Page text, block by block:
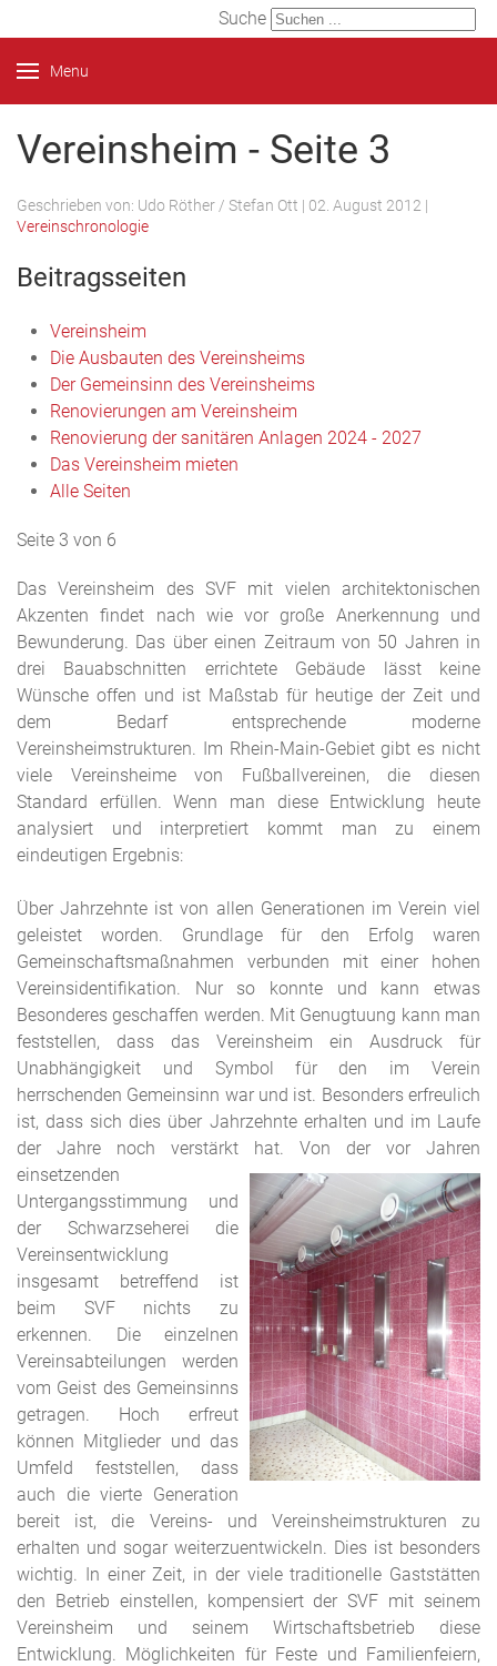
Suche
Menu
Vereinsheim - Seite 3
Geschrieben von: Udo Röther / Stefan Ott | 02. August 2012 |
Vereinschronologie
Beitragsseiten
Vereinsheim
Die Ausbauten des Vereinsheims
Der Gemeinsinn des Vereinsheims
Renovierungen am Vereinsheim
Renovierung der sanitären Anlagen 2024 - 2027
Das Vereinsheim mieten
Alle Seiten
Seite 3 von 6
Das Vereinsheim des SVF mit vielen architektonischen
Akzenten findet nach wie vor große Anerkennung und
Bewunderung. Das über einen Zeitraum von 50 Jahren in
drei Bauabschnitten errichtete Gebäude lässt keine
Wünsche offen und ist Maßstab für heutige der Zeit und
dem Bedarf entsprechende moderne
Vereinsheimstrukturen. Im Rhein-Main-Gebiet gibt es nicht
viele Vereinsheime von Fußballvereinen, die diesen
Standard erfüllen. Wenn man diese Entwicklung heute
analysiert und interpretiert kommt man zu einem
eindeutigen Ergebnis:
Über Jahrzehnte ist von allen Generationen im Verein viel
geleistet worden. Grundlage für den Erfolg waren
Gemeinschaftsmaßnahmen verbunden mit einer hohen
Vereinsidentifikation. Nur so konnte und kann etwas
Besonderes geschaffen werden. Mit Genugtuung kann man
feststellen, dass das Vereinsheim ein Ausdruck für
Unabhängigkeit und Symbol für den im Verein
herrschenden Gemeinsinn war und ist. Besonders erfreulich
ist, dass sich dies über Jahrzehnte erhalten und im Laufe
der Jahre noch verstärkt hat. Von der vor Jahren
einsetzenden
Untergangsstimmung und
der Schwarzseherei die
Vereinsentwicklung
insgesamt betreffend ist
beim SVF nichts zu
erkennen. Die einzelnen
Vereinsabteilungen werden
vom Geist des Gemeinsinns
getragen. Hoch erfreut
können Mitglieder und das
Umfeld feststellen, dass
auch die vierte Generation
bereit ist, die Vereins- und Vereinsheimstrukturen zu
erhalten und sogar weiterzuentwickeln. Dies ist besonders
wichtig. In einer Zeit, in der viele traditionelle Gaststätten
den Betrieb einstellen, kompensiert der SVF mit seinem
Vereinsheim und seinem Wirtschaftsbetrieb diese
Entwicklung. Möglichkeiten für Feste und Familienfeiern,